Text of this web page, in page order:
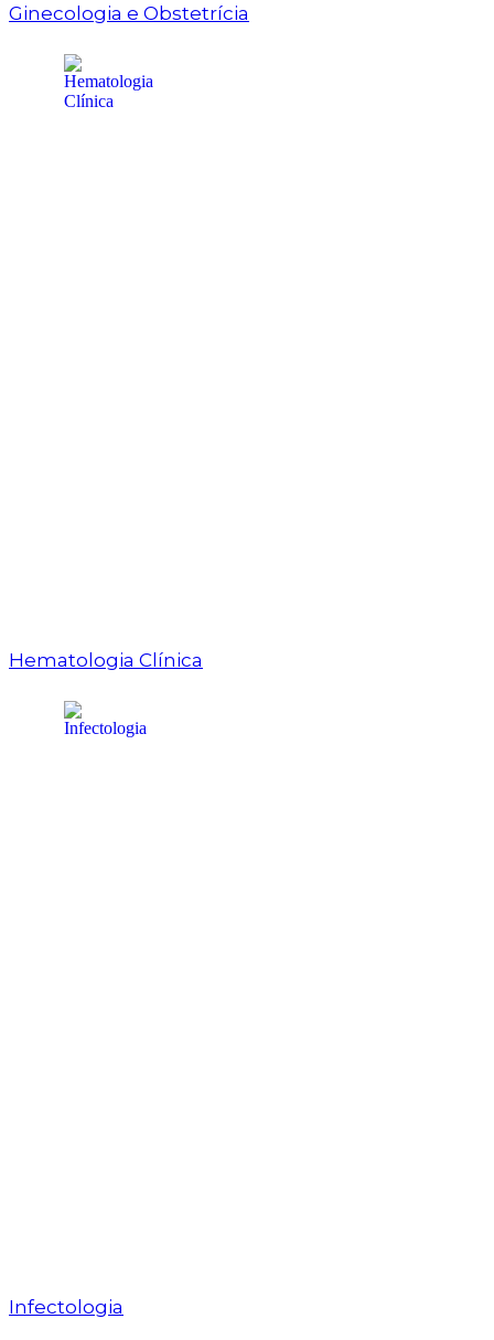
Ginecologia e Obstetrícia
Hematologia Clínica
Infectologia